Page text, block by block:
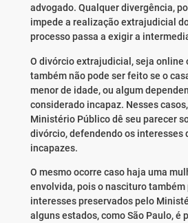
advogado. Qualquer divergência,
impede a realização extrajudicial
processo passa a exigir a
O divórcio extrajudicial, seja online
também não pode ser feito se o
menor de idade, ou algum
considerado incapaz. Nesses
Ministério Público dê seu parecer
divórcio, defendendo os interesses
incapazes.
O mesmo ocorre caso haja uma
envolvida, pois o nascituro também
interesses preservados pelo
alguns estados, como São Paulo, é